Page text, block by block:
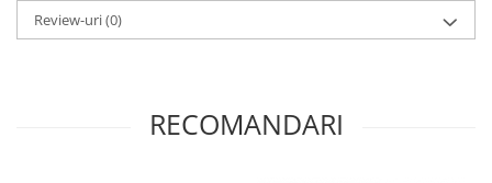
Plastelina
Plicuri
Review-uri(0)
RECOMANDARI